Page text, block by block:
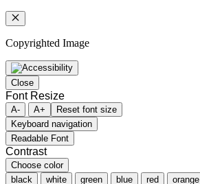
Schließen
Copyrighted Image
Close
Font Resize
A- A+
Reset font size
Keyboard navigation
Readable Font
Contrast
Choose color
black
white green blue red orange